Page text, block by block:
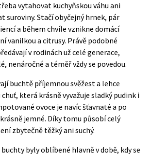
vytahovat kuchyňskou váhu ani
suroviny. Stačí obyčejný hrnek, pár
a během chvíle vznikne domácí
vanilkou a citrusy. Právě podobné
v rodinách už celé generace,
nenáročné a téměř vždy se povedou.
buchtě příjemnou svěžest a lehce
která krásně vyvažuje sladký pudink i
ovoce je navíc šťavnaté a po
jemné. Díky tomu působí celý
zbytečně těžký ani suchý.
byly oblíbené hlavně v době, kdy se